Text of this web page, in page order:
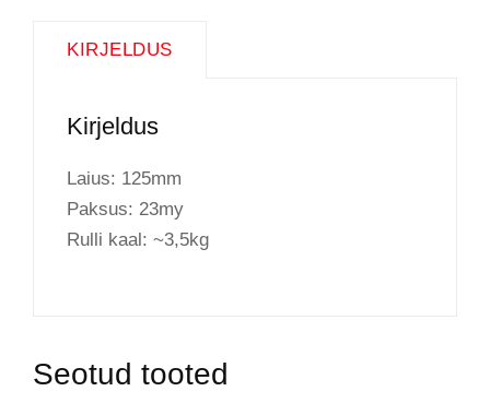
KIRJELDUS
Kirjeldus
Laius: 125mm
Paksus: 23my
Rulli kaal: ~3,5kg
Seotud tooted